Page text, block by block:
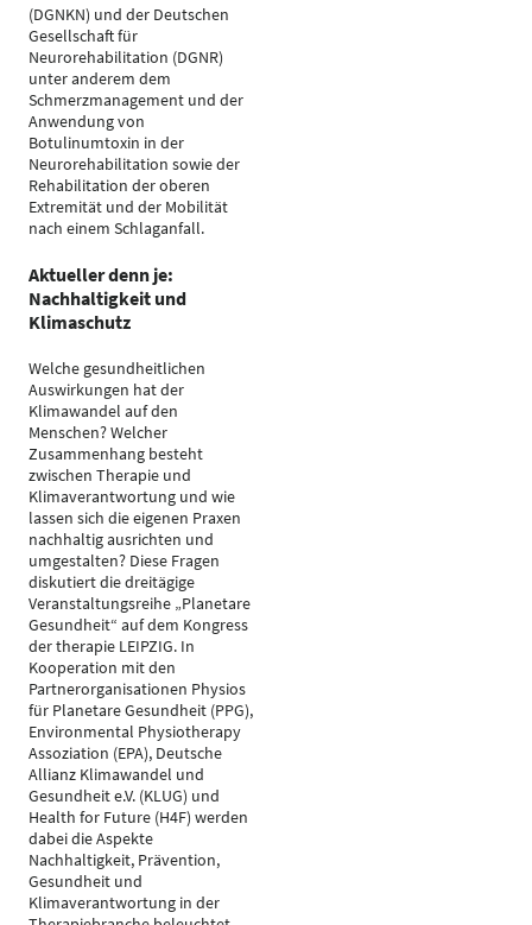
(DGNKN) und der Deutschen
Gesellschaft für
Neurorehabilitation (DGNR)
unter anderem dem
Schmerzmanagement und der
Anwendung von
Botulinumtoxin in der
Neurorehabilitation sowie der
Rehabilitation der oberen
Extremität und der Mobilität
nach einem Schlaganfall.
Aktueller denn je:
Nachhaltigkeit und
Klimaschutz
Welche gesundheitlichen
Auswirkungen hat der
Klimawandel auf den
Menschen? Welcher
Zusammenhang besteht
zwischen Therapie und
Klimaverantwortung und wie
lassen sich die eigenen Praxen
nachhaltig ausrichten und
umgestalten? Diese Fragen
diskutiert die dreitägige
Veranstaltungsreihe „Planetare
Gesundheit“ auf dem Kongress
der therapie LEIPZIG. In
Kooperation mit den
Partnerorganisationen Physios
für Planetare Gesundheit (PPG),
Environmental Physiotherapy
Assoziation (EPA), Deutsche
Allianz Klimawandel und
Gesundheit e.V. (KLUG) und
Health for Future (H4F) werden
dabei die Aspekte
Nachhaltigkeit, Prävention,
Gesundheit und
Klimaverantwortung in der